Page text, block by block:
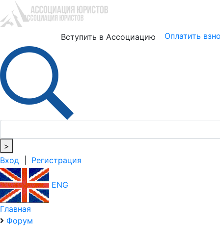
Вступить в Ассоциацию Оплатить
>
Вход
Регистрация
ENG
Главная
Форум